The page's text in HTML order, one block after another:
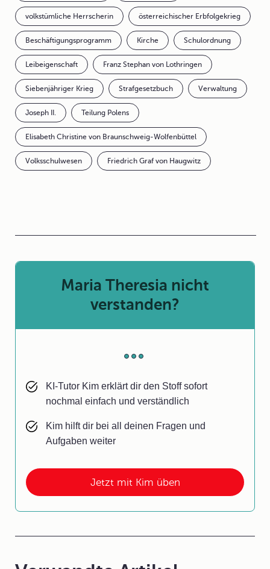
volkstümliche Herrscherin österreichischer Erbfolgekrieg
Beschäftigungsprogramm Kirche Schulordnung
Leibeigenschaft Franz Stephan von Lothringen
Siebenjähriger Krieg Strafgesetzbuch Verwaltung
Joseph II. Teilung Polens
Elisabeth Christine von Braunschweig-Wolfenbüttel
Volksschulwesen Friedrich Graf von Haugwitz
Jetzt mit Kim üben
Maria Theresia nicht
verstanden?
KI-Tutor Kim erklärt dir den Stoff sofort
nochmal einfach und verständlich
Kim hilft dir bei all deinen Fragen und
Aufgaben weiter